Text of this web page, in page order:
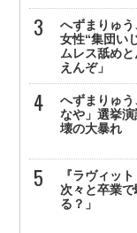
へずまりゅ
女性“集団い
ムレス舐め
えんぞ」
へずまりゅ
なや」選挙
壊の大暴れ
『ラヴィッ
次々と卒業
る？」